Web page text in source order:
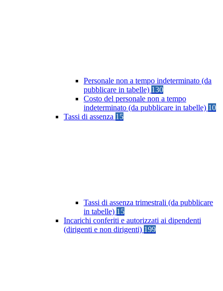
Personale non a tempo indeterminato (da
pubblicare in tabelle) 130
Costo del personale non a tempo
indeterminato (da pubblicare in tabelle) 10
Tassi di assenza 15
Tassi di assenza trimestrali (da pubblicare
in tabelle) 15
Incarichi conferiti e autorizzati ai dipendenti
(dirigenti e non dirigenti) 199